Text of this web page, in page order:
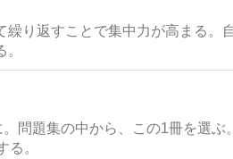
り返すことで集中力が高まる。
問題集の中から、この1冊を選ぶ
。